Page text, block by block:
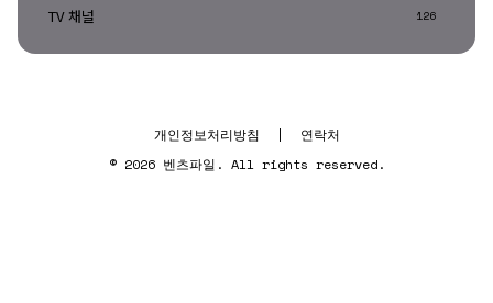
TV 채널 126
개인정보처리방침 |
연락처
© 2026 벤츠파일. All rights reserved.